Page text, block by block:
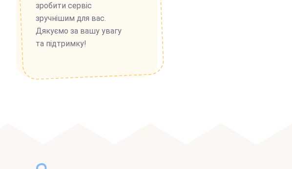
зробити сервіс
зручнішим для вас.
Дякуємо за вашу увагу
та підтримку!